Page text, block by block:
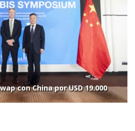
con China por USD 19.000